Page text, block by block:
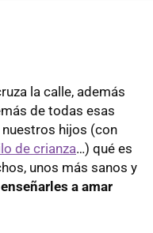
la calle, además
de todas esas
hijos (con
de crianza…) qué es
unos más sanos y
a amar